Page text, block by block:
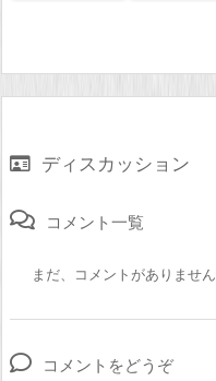
ディスカッション
コメント一覧
まだ、コメントがありません
コメントをどうぞ